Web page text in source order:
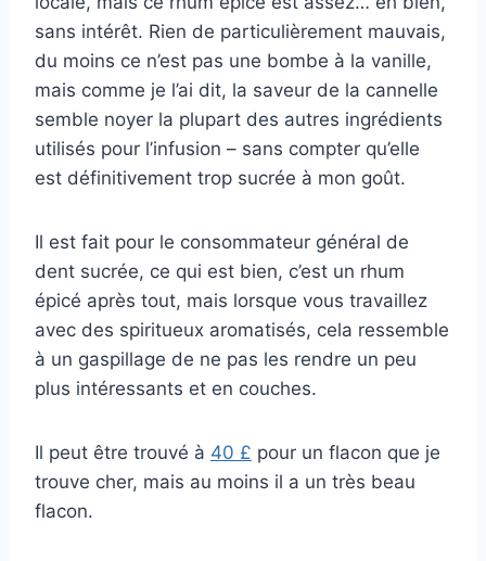
sans intérêt. Rien de particulièrement mauvais,
du moins ce n’est pas une bombe à la vanille,
mais comme je l’ai dit, la saveur de la cannelle
semble noyer la plupart des autres ingrédients
utilisés pour l’infusion – sans compter qu’elle
est définitivement trop sucrée à mon goût.
Il est fait pour le consommateur général de
dent sucrée, ce qui est bien, c’est un rhum
épicé après tout, mais lorsque vous travaillez
avec des spiritueux aromatisés, cela ressemble
à un gaspillage de ne pas les rendre un peu
plus intéressants et en couches.
Il peut être trouvé à 40 £ pour un flacon que je
trouve cher, mais au moins il a un très beau
flacon.